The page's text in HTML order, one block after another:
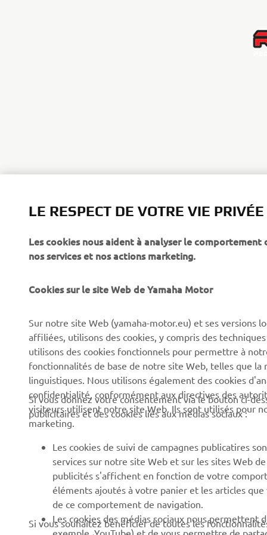
CORPORATE
Événements
Brochures
Travailler chez Yamaha
Devenir concessionnaire
Yamaha « Revs Your Heart
» : Et votre cœur bat plus
Politique de durabilité de
Politique en matière de
droits humains
PROS & B2B
secours
Professionnels
Robotique
Systèmes pour VAE
Partenariats
Informations techniques
destinées aux revendeurs
Fiche de données de
sécurité Yamalube
LE RESPECT DE VOTRE VIE
Les cookies nous aident à analyser le
nos services et nos actions marketing.
Cookies sur le site Web de Yamaha Motor
Sur notre site Web (yamaha-motor.eu) et ses versions
affiliées, utilisons des cookies, y compris des
utilisons des cookies fonctionnels pour permettre à
fonctionnalités de base de notre site Web, telles que
linguistiques. Nous utilisons également des cookies
confidentialité, conformément aux directives des
visiteurs utilisent notre site Web. Ils sont utilisés pour
marketing.
Si vous donnez votre consentement via le bouton ci-
publicitaires et des cookies liés aux médias sociaux :
Les cookies de suivi de campagnes publicatires
services sur notre site Web et sur les sites Web
publicités s'affichent en fonction de votre
éléments ajoutés à votre panier et les articles
de ce comportement de navigation.
Les cookies des médias sociaux nous
exemple, YouTube) et de vous permettre de
Si vous souhaitez bénéficier de toutes les